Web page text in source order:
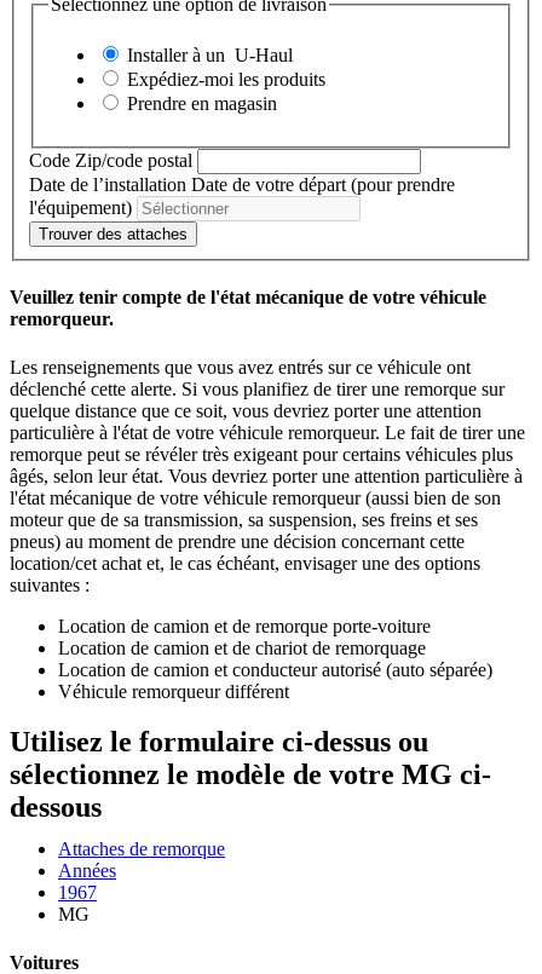
Sélectionnez une option de livraison
Installer à un U-Haul
Expédiez-moi les produits
Prendre en magasin
Code Zip/code postal
Date de l’installation Date de votre départ (pour prendre
l'équipement)
Trouver des attaches
Veuillez tenir compte de l'état mécanique de votre véhicule
remorqueur.
Les renseignements que vous avez entrés sur ce véhicule ont
déclenché cette alerte. Si vous planifiez de tirer une remorque sur
quelque distance que ce soit, vous devriez porter une attention
particulière à l'état de votre véhicule remorqueur. Le fait de tirer une
remorque peut se révéler très exigeant pour certains véhicules plus
âgés, selon leur état. Vous devriez porter une attention particulière à
l'état mécanique de votre véhicule remorqueur (aussi bien de son
moteur que de sa transmission, sa suspension, ses freins et ses
pneus) au moment de prendre une décision concernant cette
location/cet achat et, le cas échéant, envisager une des options
suivantes :
Location de camion et de remorque porte-voiture
Location de camion et de chariot de remorquage
Location de camion et conducteur autorisé (auto séparée)
Véhicule remorqueur différent
Utilisez le formulaire ci-dessus ou
sélectionnez le modèle de votre MG ci-
dessous
Attaches de remorque
Années
1967
MG
Voitures